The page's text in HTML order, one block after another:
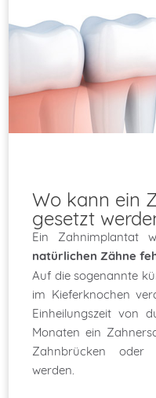
Wo kann ein
gesetzt
Ein Zahnimplantat
natürlichen Zähne
Auf die sogenannte
im Kieferknochen
Einheilungszeit von
Monaten ein
Zahnbrücken oder
werden.